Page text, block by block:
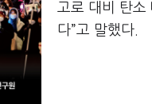
고로 대비 탄소
다”고 말했다.